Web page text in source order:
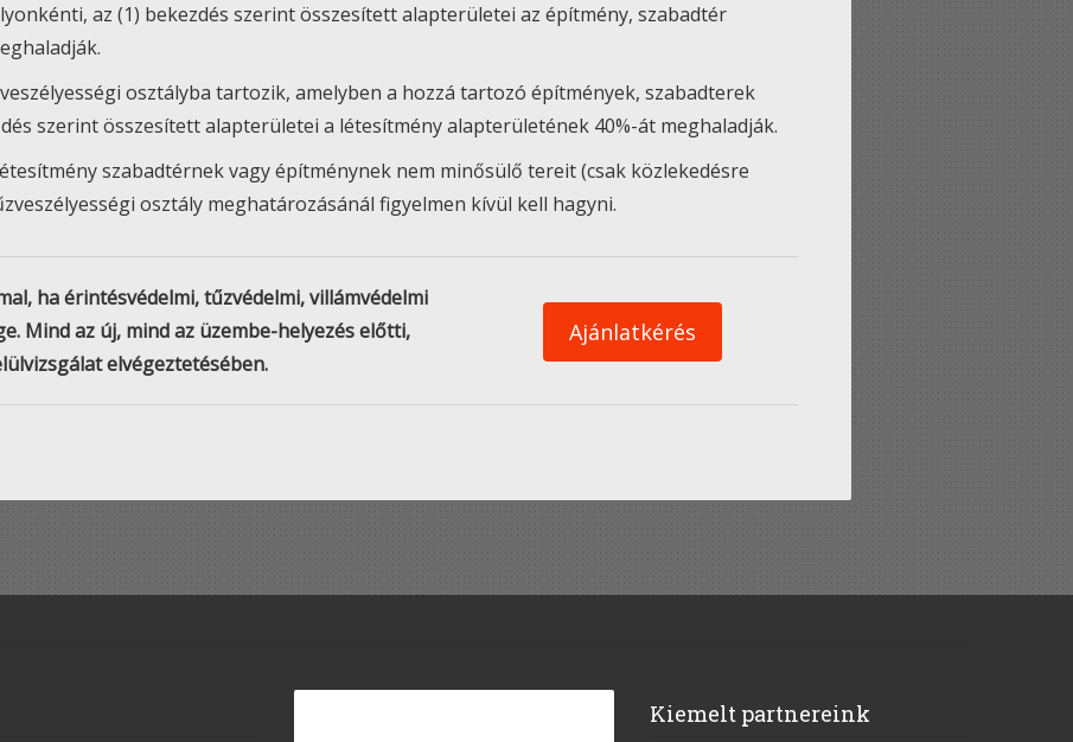
az (1) bekezdés szerint összesített alapterületei az építmény, szabadtér
osztályba tartozik, amelyben a hozzá tartozó építmények, szabadterek
szerint összesített alapterületei a létesítmény alapterületének 40%-át meghaladják.
szabadtérnek vagy építménynek nem minősülő tereit (csak közlekedésre
osztály meghatározásánál figyelmen kívül kell hagyni.
ha érintésvédelmi, tűzvédelmi, villámvédelmi
Mind az új, mind az üzembe-helyezés előtti,
elvégeztetésében.
Ajánlatkérés
Kiemelt partnereink